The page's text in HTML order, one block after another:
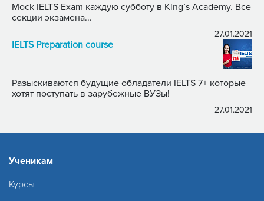
Mock IELTS Exam каждую субботу в King’s Academy. Все
секции экзамена...
27.01.2021
IELTS Preparation course
Разыскиваются будущие обладатели IELTS 7+ которые
хотят поступать в зарубежные ВУЗы!
27.01.2021
Ученикам
Курсы